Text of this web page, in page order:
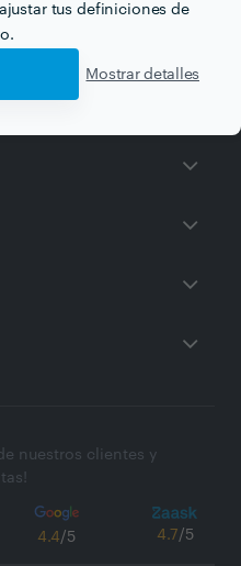
tus definiciones de
Mostrar detalles
nuestros clientes y
4.4/5 4.7/5